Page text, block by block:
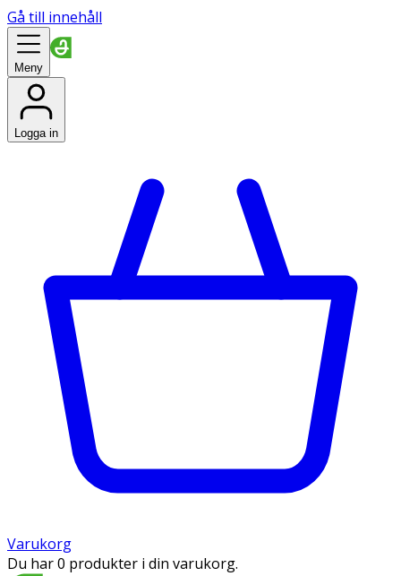
Gå till innehåll
Meny
Logga in
Varukorg
Du har 0 produkter i din varukorg.